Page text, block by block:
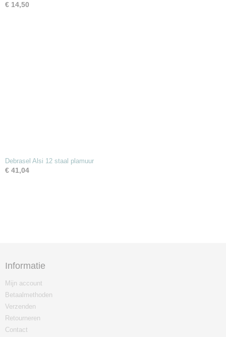
€ 14,50
Debrasel Alsi 12 staal plamuur
€ 41,04
Informatie
Mijn account
Betaalmethoden
Verzenden
Retourneren
Contact